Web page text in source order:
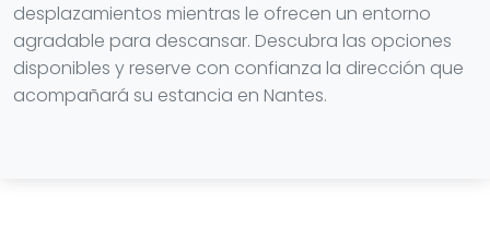
desplazamientos mientras le ofrecen un entorno
agradable para descansar. Descubra las opciones
disponibles y reserve con confianza la dirección que
acompañará su estancia en Nantes.